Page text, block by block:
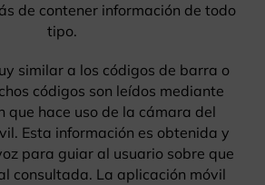
de contener información de todo
tipo.
similar a los códigos de barra o
códigos son leídos mediante
que hace uso de la cámara del
Esta información es obtenida y
para guiar al usuario sobre que
consultada. La aplicación móvil